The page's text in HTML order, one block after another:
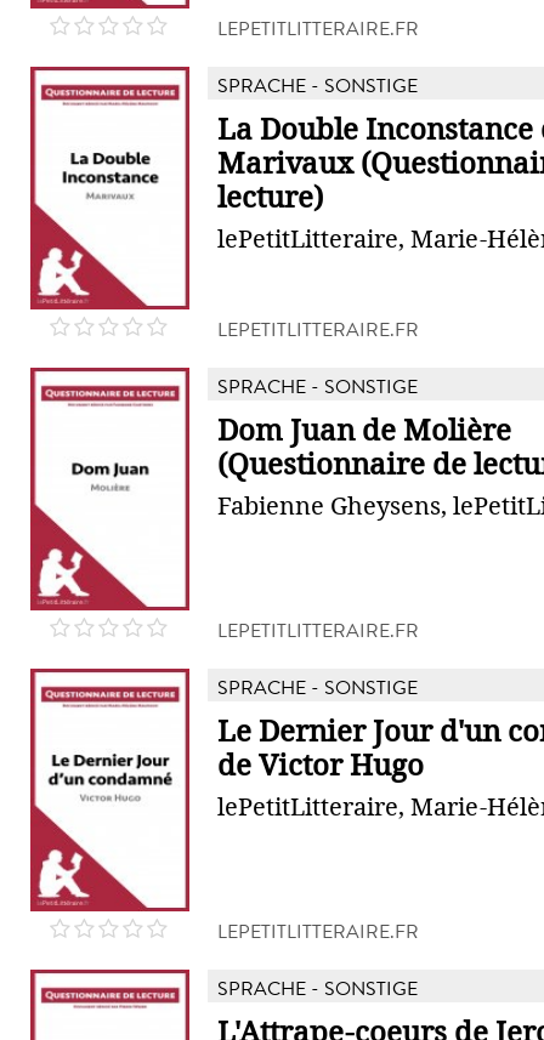
LEPETITLITTERAIRE.FR
SPRACHE - SONSTIGE
La Double Inconstance
Marivaux
lecture)
lePetitLitteraire, Marie-
LEPETITLITTERAIRE.FR
SPRACHE - SONSTIGE
Dom Juan de Molière
(Questionnaire de
Fabienne Gheysens,
LEPETITLITTERAIRE.FR
SPRACHE - SONSTIGE
Le Dernier Jour d'un
de Victor Hugo
lePetitLitteraire, Marie-
LEPETITLITTERAIRE.FR
SPRACHE - SONSTIGE
L'Attrape-coeurs de